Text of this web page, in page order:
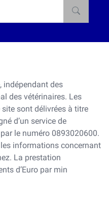
indépendant des
des vétérinaires. Les
sont délivrées à titre
d’un service de
le numéro 0893020600.
informations concernant
La prestation
d’Euro par min